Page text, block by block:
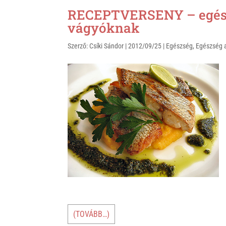
t
s
A
p
p
e
r
e
b
o
k
RECEPTVERSENY –
vágyóknak
Szerző: Csíki Sándor |2012/09/25 | Egészség, Egészség
(TOVÁBB…)